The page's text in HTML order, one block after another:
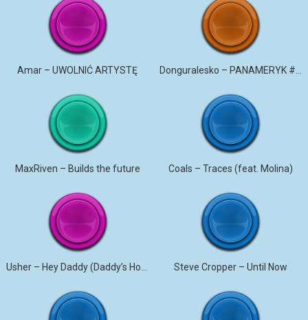
Amar – UWOLNIĆ ARTYSTĘ
MaxRiven – Builds the future Coals – Traces (feat. Molina)
Steve Cropper – Until Now